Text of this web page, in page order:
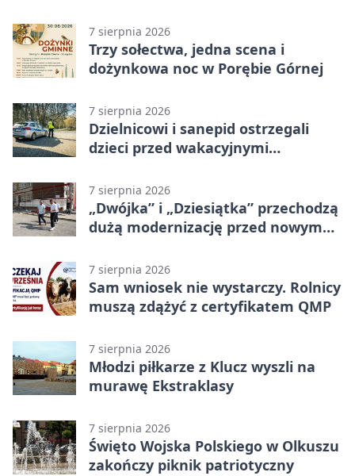
7 sierpnia 2026
Trzy sołectwa, jedna scena i
dożynkowa noc w Porębie Górnej
7 sierpnia 2026
Dzielnicowi i sanepid ostrzegali
dzieci przed wakacyjnymi
7 sierpnia 2026
„Dwójka” i „Dziesiątka” przechodzą
dużą modernizację przed nowym
7 sierpnia 2026
Sam wniosek nie wystarczy. Rolnicy
muszą zdążyć z certyfikatem QMP
7 sierpnia 2026
Młodzi piłkarze z Klucz wyszli na
murawę Ekstraklasy
7 sierpnia 2026
Święto Wojska Polskiego w Olkuszu
zakończy piknik patriotyczny